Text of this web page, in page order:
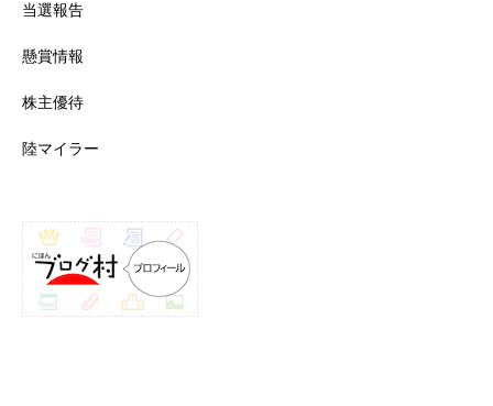
当選報告
懸賞情報
株主優待
陸マイラー